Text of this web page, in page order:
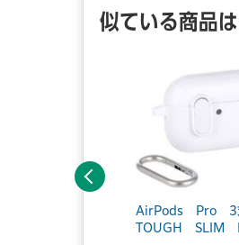
似ている商品
AirPods Pro 3
TOUGH SLIM
前へ